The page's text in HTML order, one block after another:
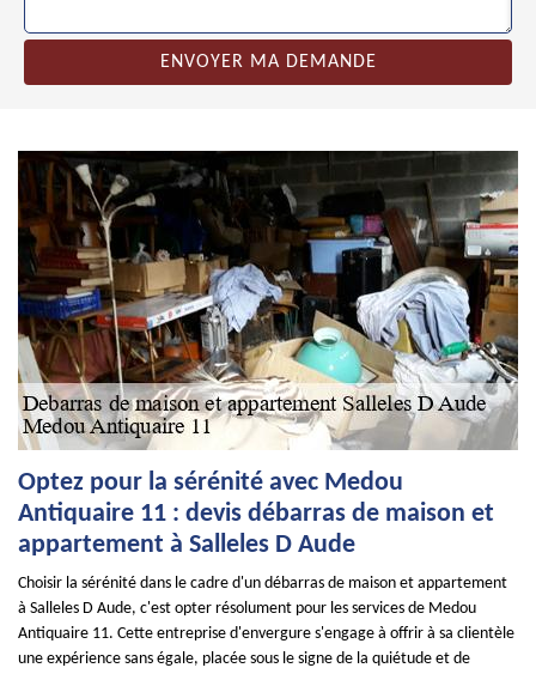
Optez pour la sérénité avec Medou
Antiquaire 11 : devis débarras de maison et
appartement à Salleles D Aude
Choisir la sérénité dans le cadre d'un débarras de maison et appartement
à Salleles D Aude, c'est opter résolument pour les services de Medou
Antiquaire 11. Cette entreprise d'envergure s'engage à offrir à sa clientèle
une expérience sans égale, placée sous le signe de la quiétude et de